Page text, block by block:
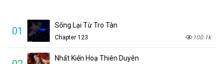
01 Sống Lại Từ Tro Tàn
Chapter 123 100.1k
Nhất Kiến Hoạ Thiên Duyên